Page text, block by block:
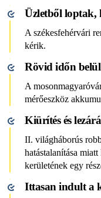
Üzletből loptak,
A székesfehérvári
kérik.
Rövid időn
A
mérőeszköz
Kiürítés és
II. világháborús
hatástalanítása
kerületének egy
Ittasan indult a